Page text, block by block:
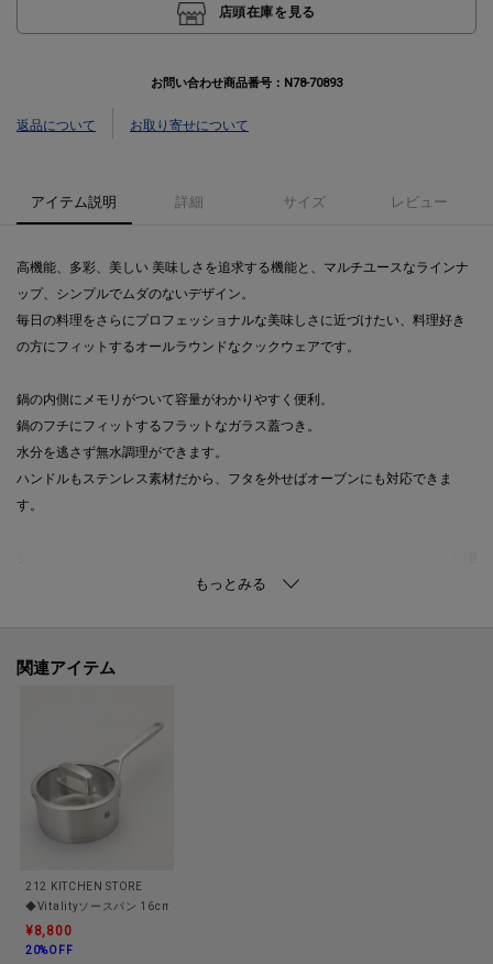
店頭在庫を見る
お問い合わせ商品番号： N78-70893
返品について お取り寄せについて
アイテム説明 詳細 サイズ レビュー
高機能、多彩、美しい 美味しさを追求する機能と、マルチユースなラインナ
ップ、シンプルでムダのないデザイン。
毎日の料理をさらにプロフェッショナルな美味しさに近づけたい、料理好き
の方にフィットするオールラウンドなクックウェアです。
鍋の内側にメモリがついて容量がわかりやすく便利。
鍋のフチにフィットするフラットなガラス蓋つき。
水分を逃さず無水調理ができます。
ハンドルもステンレス素材だから、フタを外せばオーブンにも対応できま
す。
ステンレス製品の特徴：蓄熱性が高く冷めにくいので、煮込みなど一定の温
酸などの食材の影響を受けず、匂い移りもないため衛生的に調理できます。
【取り扱い方法】
食洗機/乾燥機:○
電子レンジ:×
対応熱源:IHガス
耐熱/耐冷温度:--
その他:--
関連アイテム
212 KITCHEN STORE
¥8,800
20%OFF